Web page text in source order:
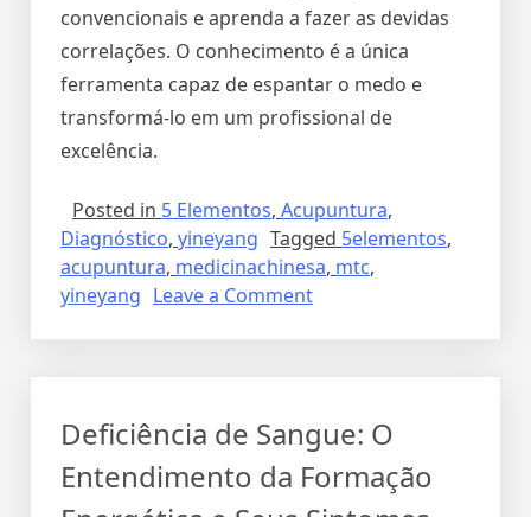
convencionais e aprenda a fazer as devidas
correlações. O conhecimento é a única
ferramenta capaz de espantar o medo e
transformá-lo em um profissional de
excelência.
Posted in 5 Elementos, Acupuntura,
Diagnóstico, yineyang Tagged 5elementos,
acupuntura, medicinachinesa, mtc,
yineyang Leave a Comment
Deficiência de Sangue: O
Entendimento da Formação